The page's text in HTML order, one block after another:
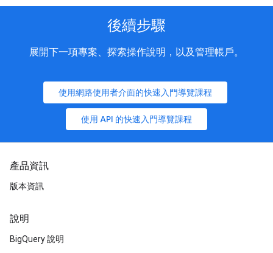
後續步驟
展開下一項專案、探索操作說明，以及管理帳戶。
使用網路使用者介面的快速入門導覽課程
使用 API 的快速入門導覽課程
產品資訊
版本資訊
說明
BigQuery 說明